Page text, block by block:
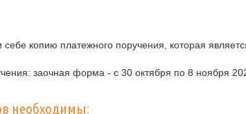
копию платежного поручения, которая
заочная форма - с 30 октября по 8 ноября
необходимы: